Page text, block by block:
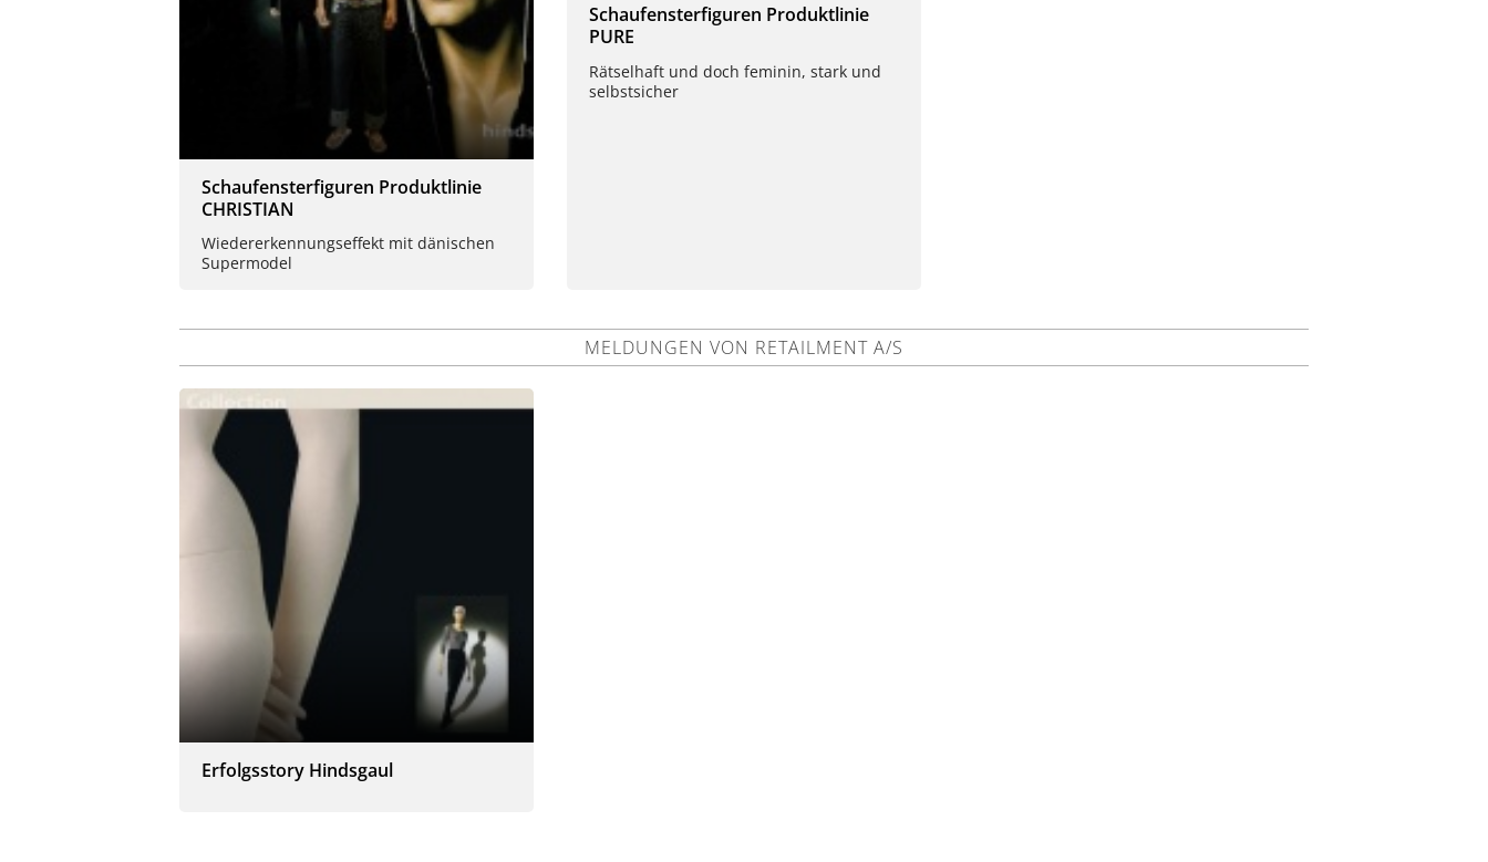
Schaufensterfiguren Produktlinie
CHRISTIAN
Wiedererkennungseffekt mit dänischen
Supermodel
Schaufensterfiguren Produktlinie
PURE
Rätselhaft und doch feminin, stark und
selbstsicher
MELDUNGEN VON RETAILMENT A/S
Erfolgsstory Hindsgaul